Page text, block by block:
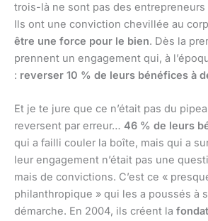
trois-là ne sont pas des entrepreneurs
Ils ont une conviction chevillée au
être une force pour le bien. Dès la
prennent un engagement qui, à
: reverser 10 % de leurs bénéfices à
Et je te jure que ce n’était pas du
reversent par erreur… 46 % de leurs
qui a failli couler la boîte, mais qui a
leur engagement n’était pas une
mais de convictions. C’est ce «
philanthropique » qui les a poussés à
démarche. En 2004, ils créent la